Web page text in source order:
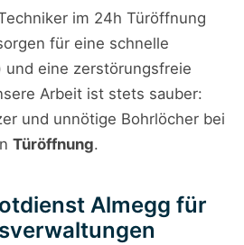
im 24h Türöffnung
für eine schnelle
und eine zerstörungsfreie
Arbeit ist stets sauber:
und unnötige Bohrlöcher bei
Türöffnung.
Almegg für